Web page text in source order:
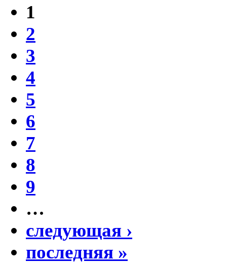
1
2
3
4
5
6
7
8
9
…
следующая ›
последняя »